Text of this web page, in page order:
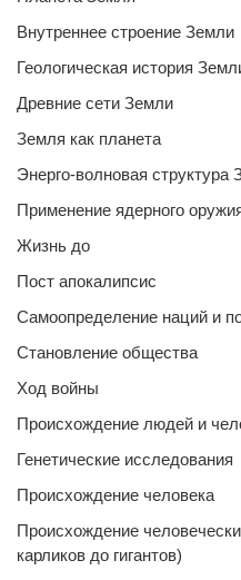
Внутреннее строение Земли
Геологическая история
Древние сети Земли
Земля как планета
Энерго-волновая структура
Применение ядерного
Жизнь до
Пост апокалипсис
Самоопределение наций и
Становление общества
Ход войны
Происхождение людей и
Генетические исследования
Происхождение человека
Происхождение
карликов до гигантов)